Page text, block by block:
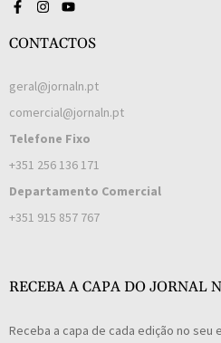
CONTACTOS
geral@jornaln.pt
comercial@jornaln.pt
Telefone Fixo
+351 256 136 171
Departamento Comercial
+351 915 857 767
RECEBA A CAPA DO JORNAL N
Receba a capa de cada edição no seu